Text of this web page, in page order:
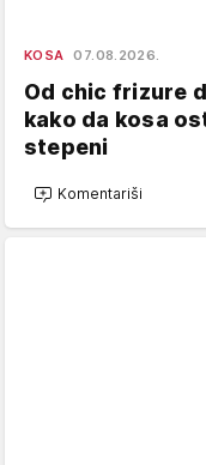
KOSA 07.08.2026.
Od chic frizure
kako da kosa
stepeni
Komentariši